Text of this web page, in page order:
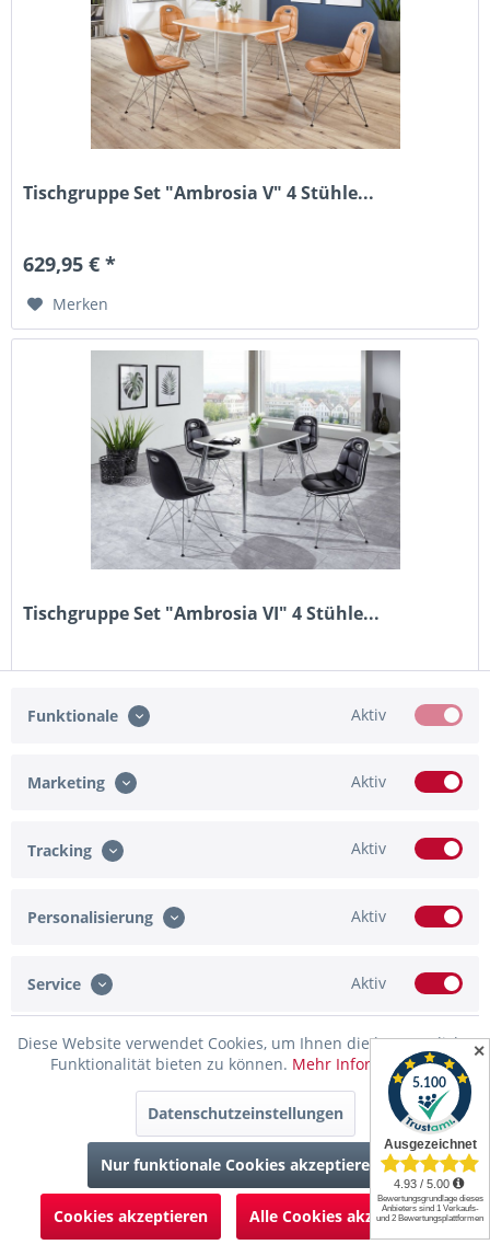
Tischgruppe Set "Ambrosia V" 4 Stühle...
629,95 € *
Merken
Tischgruppe Set "Ambrosia VI" 4 Stühle...
Merken
Tischgruppe Set "Ambrosia VII" 4 Stühle...
Merken
✕
Funktionale Aktiv
Marketing Aktiv
Tracking Aktiv
Personalisierung Aktiv
Service Aktiv
Diese Website verwendet Cookies, um Ihnen die bestmögliche
Funktionalität bieten zu können. Mehr Informationen
Datenschutzeinstellungen
Nur funktionale Cookies akzeptieren
Cookies akzeptieren Alle Cookies akzeptieren